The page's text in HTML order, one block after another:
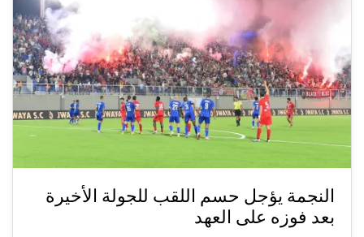
النجمة يؤجل حسم اللقب للجولة الأخيرة
بعد فوزه على العهد